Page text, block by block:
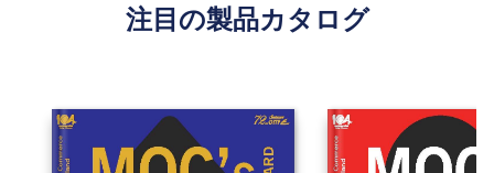
注目の製品カタログ